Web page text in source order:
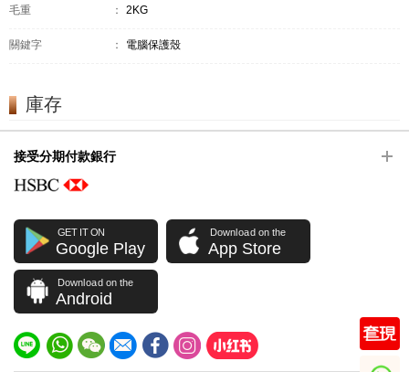
毛重 ： 2KG
關鍵字 ： 電腦保護殼
庫存
接受分期付款銀行
GET IT ON
Google Play
Download on the
App Store
Download on the
Android